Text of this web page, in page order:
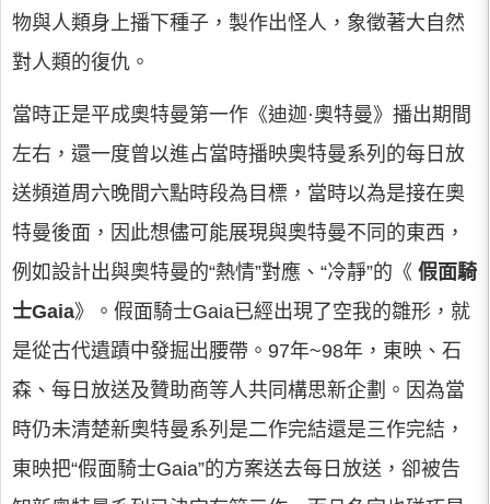
物與人類身上播下種子，製作出怪人，象徵著大自然
對人類的復仇。
當時正是平成奧特曼第一作《迪迦·奧特曼》播出期間
左右，還一度曾以進占當時播映奧特曼系列的每日放
送頻道周六晚間六點時段為目標，當時以為是接在奧
特曼後面，因此想儘可能展現與奧特曼不同的東西，
例如設計出與奧特曼的“熱情”對應、“冷靜”的《 假面騎
士Gaia》。假面騎士Gaia已經出現了空我的雛形，就
是從古代遺蹟中發掘出腰帶。97年~98年，東映、石
森、每日放送及贊助商等人共同構思新企劃。因為當
時仍未清楚新奧特曼系列是二作完結還是三作完結，
東映把“假面騎士Gaia”的方案送去每日放送，卻被告